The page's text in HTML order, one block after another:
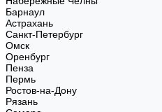
Барнаул
Астрахань
Санкт-Петербург
Омск
Оренбург
Пенза
Пермь
Ростов-на-Дону
Рязань